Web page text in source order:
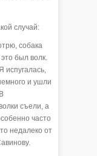
случай:
собака
был волк.
и ушли
съели, а
часто
недалеко от